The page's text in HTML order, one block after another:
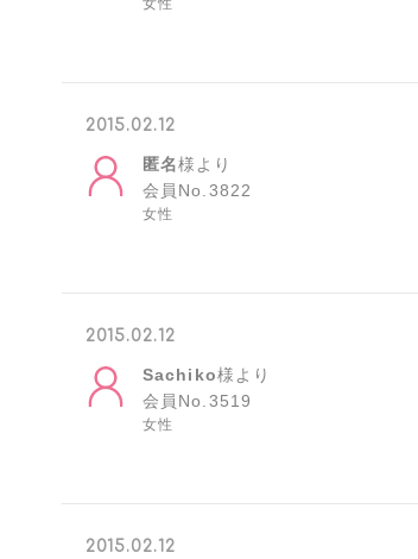
女性
2015.02.12
匿名様より
会員No.3822
女性
2015.02.12
Sachiko様より
会員No.3519
女性
2015.02.12